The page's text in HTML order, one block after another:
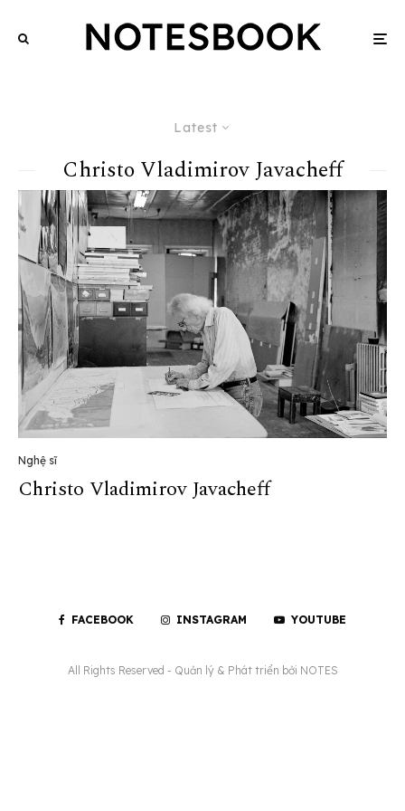
Latest
Christo Vladimirov Javacheff
Nghệ sĩ
Christo Vladimirov Javacheff
FACEBOOK INSTAGRAM YOUTUBE
All Rights Reserved - Quản lý & Phát triển bởi NOTES